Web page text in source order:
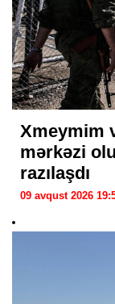
Xmeymim
mərkəzi
razılaşdı
09 avqust 2026